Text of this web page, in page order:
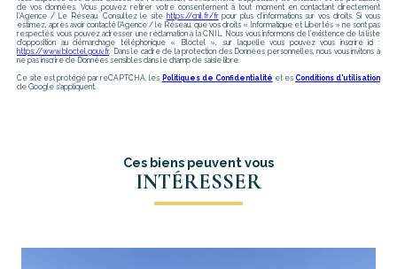
de vos données. Vous pouvez retirer votre consentement à tout moment en contactant directement
l’Agence / Le Réseau. Consultez le site https://cnil.fr/frpour plus d’informations sur vos droits. Si vous
estimez, après avoir contacté l'Agence / le Réseau, que vos droits « Informatique et Libertés » ne sont pas
respectés, vous pouvez adresser une réclamation à la CNIL. Nous vous informons de l’existence de la liste
d'opposition au démarchage téléphonique « Bloctel », sur laquelle vous pouvez vous inscrire ici :
https://www.bloctel.gouv.fr. Dans le cadre de la protection des Données personnelles, nous vous invitons à
ne pas inscrire de Données sensibles dans le champ de saisie libre.
Ce site est protégé par reCAPTCHA, les Politiques de Confidentialité et es Conditions d'utilisation
de Google s'appliquent.
Ces biens peuvent vous
INTÉRESSER